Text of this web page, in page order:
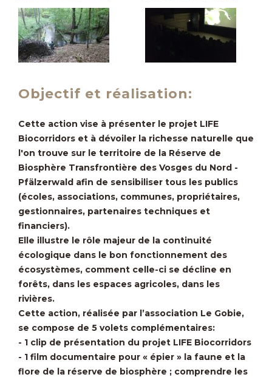
Objectif et réalisation:
Cette action vise à présenter le projet LIFE
Biocorridors et à dévoiler la richesse naturelle que
l'on trouve sur le territoire de la Réserve de
Biosphère Transfrontière des Vosges du Nord -
Pfälzerwald afin de sensibiliser tous les publics
(écoles, associations, communes, propriétaires,
gestionnaires, partenaires techniques et
financiers).
Elle illustre le rôle majeur de la continuité
écologique dans le bon fonctionnement des
écosystèmes, comment celle-ci se décline en
forêts, dans les espaces agricoles, dans les
rivières.
Cette action, réalisée par l’association Le Gobie,
se compose de 5 volets complémentaires:
- 1 clip de présentation du projet LIFE Biocorridors
- 1 film documentaire pour « épier » la faune et la
flore de la réserve de biosphère ; comprendre les